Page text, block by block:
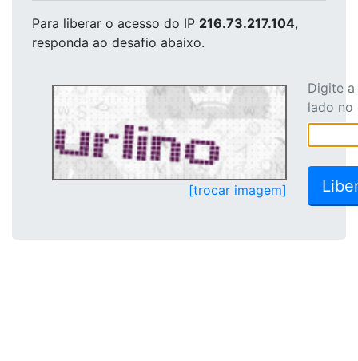
Para liberar o acesso do IP 216.73.217.104,
responda ao desafio abaixo.
[trocar imagem]
Digite
lado no